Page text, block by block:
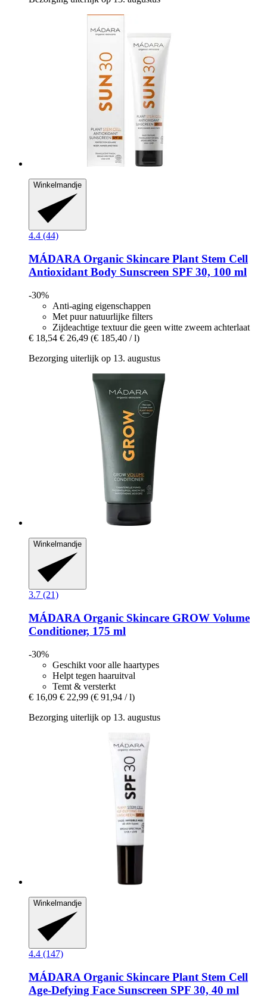
Winkelmandje
4.4 (44)
MÁDARA Organic Skincare Plant Stem Cell
Antioxidant Body Sunscreen SPF 30, 100 ml
-30%
Anti-aging eigenschappen
Met puur natuurlijke filters
Zijdeachtige textuur die geen witte zweem achterlaat
€ 18,54 € 26,49 (€ 185,40 / l)
Bezorging uiterlijk op 13. augustus
Winkelmandje
3.7 (21)
MÁDARA Organic Skincare GROW Volume
Conditioner, 175 ml
-30%
Geschikt voor alle haartypes
Helpt tegen haaruitval
Temt & versterkt
€ 16,09 € 22,99 (€ 91,94 / l)
Bezorging uiterlijk op 13. augustus
Winkelmandje
4.4 (147)
MÁDARA Organic Skincare Plant Stem Cell
Age-​Defying Face Sunscreen SPF 30, 40 ml